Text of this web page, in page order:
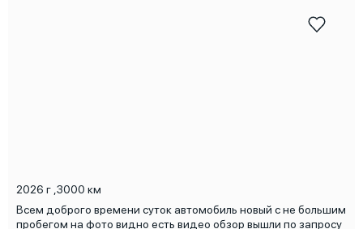
2026 г 3000 км
Всем доброго времени суток автомобиль новый с не большим
пробегом на фото видно есть видео обзор вышли по запросу